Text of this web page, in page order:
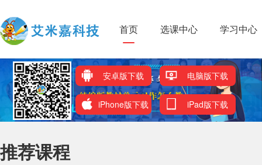
首页 选课中心 学习中心
安卓版下载 电脑版下载
iPhone版下载 iPad版下载
推荐课程